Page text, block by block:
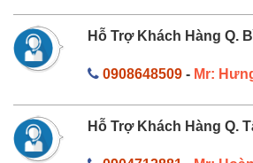
Hỗ Trợ Khách Hàng Q.
0908648509- Mr:
Hỗ Trợ Khách Hàng Q.